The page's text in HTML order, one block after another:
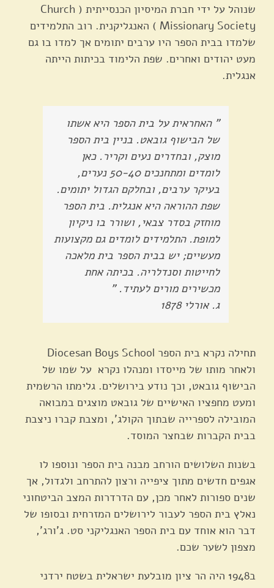
שנוהל על ידי חברת המיסיון הכנסייתית ( Church
Missionary Society ) האנגליקנית. רוב התלמידים
שלמדו בבית הספר היו ערבים יתומים אך למדו בו גם
מעט יהודים ואחרים. שפת הלימוד בכיתות הייתה
אנגלית.
" האחראית על בית הספר היא אשתו
של הבישוף גובאט. בניין בית הספר
מוצק, ובחדרים נעים וקריר. כאן
לומדים ומתחנכים 50-40 נערים,
בעיקר ערבים, ובחלקם הגדול יתומים.
שפת ההוראה היא אנגלית. בית הספר
מוחזק בסדר צבאי, ושורר בו ניקיון
למופת. התלמידים לומדים גם מקצועות
מעשיים; יש בבית הספר בית מלאכה
לחייטות וסנדלריה. בכיתה אחת
מכשירים מורים לעתיד. "
ג. אורלי 1878
תחילה נקרא בית הספר Diocesan Boys School
ולאחר מותו של מייסדו ומנהלו נקרא על שמו של
הבישוף גובאט, וכך נודע בירושלים. גלימתו הרשמית
ומעט מחפציו האישיים של גובאט מוצגים במבואה
המובילה לספרייה שבתוך הקולג', ומצבת קברו ניצבת
בבית הקברות שבחצר המוסד.
בשנות השלושים הורחב מבנה בית הספר ונוספו לו
אגפים חדשים מתוך ציפייה ורצון להתרחב ולגדול, אך
שנים ספורות לאחר מכן, עם הדרדרות המצב הביטחוני
נאלץ בית הספר לעבור לירושלים המזרחית ובסופו של
דבר הוא אוחד עם בית הספר האנגליקני סט. ג'ורג',
מצפון לשער שכם.
ב1948 היה הר ציון מובלעת ישראלית בשטח ירדני